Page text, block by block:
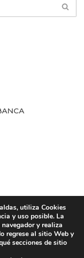
utiliza Cookies
y uso posible. La
y realiza
regrese al sitio Web y
secciones de sitio